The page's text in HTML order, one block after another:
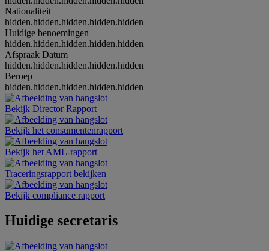
Nationaliteit
hidden.hidden.hidden.hidden.hidden
Huidige benoemingen
hidden.hidden.hidden.hidden.hidden
Afspraak Datum
hidden.hidden.hidden.hidden.hidden
Beroep
hidden.hidden.hidden.hidden.hidden
Bekijk Director Rapport
Bekijk het consumentenrapport
Bekijk het AML-rapport
Traceringsrapport bekijken
Bekijk compliance rapport
Huidige secretaris